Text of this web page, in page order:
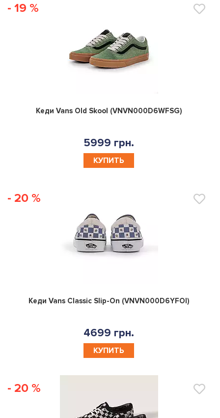
- 19 %
0
Кеди Vans Old Skool (VNVN000D6WFSG)
5999 грн.
КУПИТЬ
- 20 %
0
Кеди Vans Classic Slip-On (VNVN000D6YFOI)
4699 грн.
КУПИТЬ
- 20 %